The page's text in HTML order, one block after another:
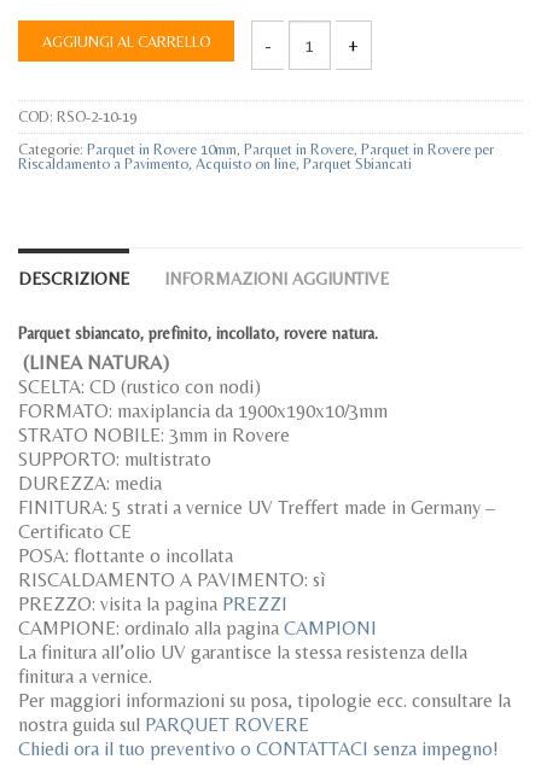
AGGIUNGI AL CARRELLO
COD: RSO-2-10-19
Categorie: Parquet in Rovere 10mm, Parquet in Rovere, Parquet in Rovere per
Riscaldamento a Pavimento, Acquisto on line, Parquet Sbiancati
DESCRIZIONE INFORMAZIONI AGGIUNTIVE
Parquet sbiancato, prefinito, incollato, rovere natura.
(LINEA NATURA)
SCELTA: CD (rustico con nodi)
FORMATO: maxiplancia da 1900x190x10/3mm
STRATO NOBILE: 3mm in Rovere
SUPPORTO: multistrato
DUREZZA: media
FINITURA: 5 strati a vernice UV Treffert made in Germany –
Certificato CE
POSA: flottante o incollata
RISCALDAMENTO A PAVIMENTO: sì
PREZZO: visita la pagina PREZZI
CAMPIONE: ordinalo alla pagina CAMPIONI
La finitura all’olio UV garantisce la stessa resistenza della
finitura a vernice.
Per maggiori informazioni su posa, tipologie ecc. consultare la
nostra guida sul PARQUET ROVERE
Chiedi ora il tuo preventivo o CONTATTACI senza impegno!